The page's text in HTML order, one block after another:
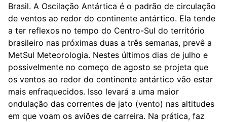
Brasil. A Oscilação Antártica é o padrão de circulação
de ventos ao redor do continente antártico. Ela tende
a ter reflexos no tempo do Centro-Sul do território
brasileiro nas próximas duas a três semanas, prevê a
MetSul Meteorologia. Nestes últimos dias de julho e
possivelmente no começo de agosto se projeta que
os ventos ao redor do continente antártico vão estar
mais enfraquecidos. Isso levará a uma maior
ondulação das correntes de jato (vento) nas altitudes
em que voam os aviões de carreira. Na prática, faz